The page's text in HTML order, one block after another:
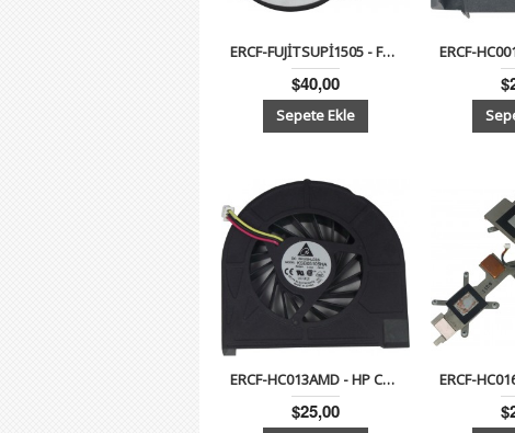
ERCF-FUJİTSUPİ1505 - Fujitsu Siemens Amilo Pi 1505 Cpu Fan
$40,00
ERCF-HC013AMD - HP Compaq CQ50, CQ60 Serisi Notebook Cpu Fan (AMD)
$25,00